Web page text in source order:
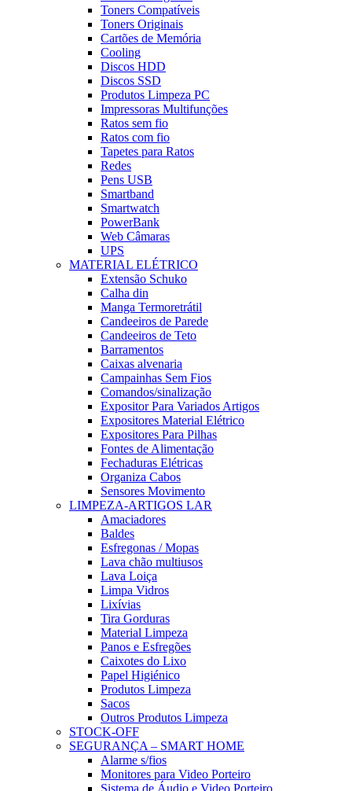
Toners Compatíveis
Toners Originais
Cartões de Memória
Cooling
Discos HDD
Discos SSD
Produtos Limpeza PC
Impressoras Multifunções
Ratos sem fio
Ratos com fio
Tapetes para Ratos
Redes
Pens USB
Smartband
Smartwatch
PowerBank
Web Câmaras
UPS
MATERIAL ELÉTRICO
Extensão Schuko
Calha din
Manga Termoretrátil
Candeeiros de Parede
Candeeiros de Teto
Barramentos
Caixas alvenaria
Campainhas Sem Fios
Comandos/sinalização
Expositor Para Variados Artigos
Expositores Material Elétrico
Expositores Para Pilhas
Fontes de Alimentação
Fechaduras Elétricas
Organiza Cabos
Sensores Movimento
LIMPEZA-ARTIGOS LAR
Amaciadores
Baldes
Esfregonas / Mopas
Lava chão multiusos
Lava Loiça
Limpa Vidros
Lixívias
Tira Gorduras
Material Limpeza
Panos e Esfregões
Caixotes do Lixo
Papel Higiénico
Produtos Limpeza
Sacos
Outros Produtos Limpeza
STOCK-OFF
SEGURANÇA – SMART HOME
Alarme s/fios
Monitores para Video Porteiro
Sistema de Áudio e Video Porteiro